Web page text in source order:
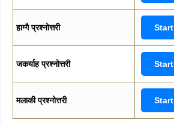
हाग्गै प्रश्नोत्तरी
जकर्याह प्रश्नोत्तरी
मलाकी प्रश्नोत्तरी